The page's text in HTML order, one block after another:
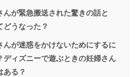
んが緊急搬送された驚きの話と
どうなった？
んが迷惑をかけないためにするに
ディズニーで遊ぶときの妊婦さん
ある？